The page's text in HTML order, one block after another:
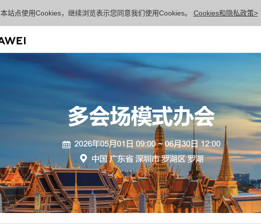
本站点使用Cookies，继续浏览表示您同意我们使用Cookies。 Cookies和隐私政策>